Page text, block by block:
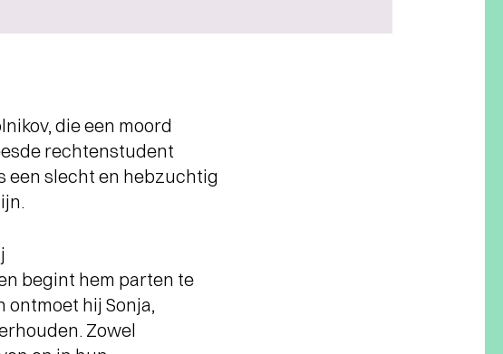
die een moord
rechtenstudent
een slecht en hebzuchtig
begint hem parten te
ontmoet hij Sonja,
Zowel